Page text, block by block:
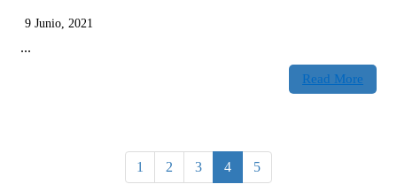
9 Junio, 2021
...
Read More
1 2 3 4 5